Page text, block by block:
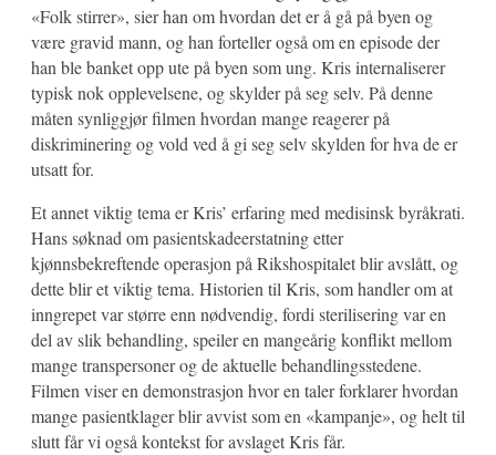
«Folk stirrer», sier han om hvordan det er å gå på byen og
være gravid mann, og han forteller også om en episode der
han ble banket opp ute på byen som ung. Kris internaliserer
typisk nok opplevelsene, og skylder på seg selv. På denne
måten synliggjør filmen hvordan mange reagerer på
diskriminering og vold ved å gi seg selv skylden for hva de er
utsatt for.
Et annet viktig tema er Kris’ erfaring med medisinsk byråkrati.
Hans søknad om pasientskadeerstatning etter
kjønnsbekreftende operasjon på Rikshospitalet blir avslått, og
dette blir et viktig tema. Historien til Kris, som handler om at
inngrepet var større enn nødvendig, fordi sterilisering var en
del av slik behandling, speiler en mangeårig konflikt mellom
mange transpersoner og de aktuelle behandlingsstedene.
Filmen viser en demonstrasjon hvor en taler forklarer hvordan
mange pasientklager blir avvist som en «kampanje», og helt til
slutt får vi også kontekst for avslaget Kris får.